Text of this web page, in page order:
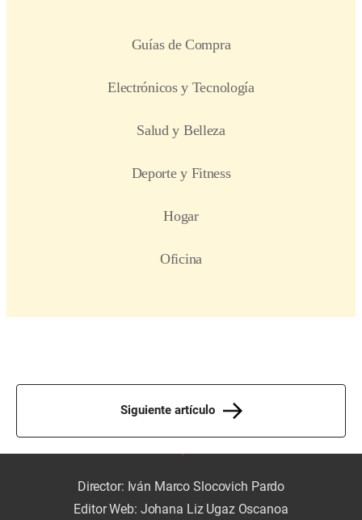
Siguiente artículo
Director: Iván Marco Slocovich Pardo
Editor Web: Johana Liz Ugaz Oscanoa